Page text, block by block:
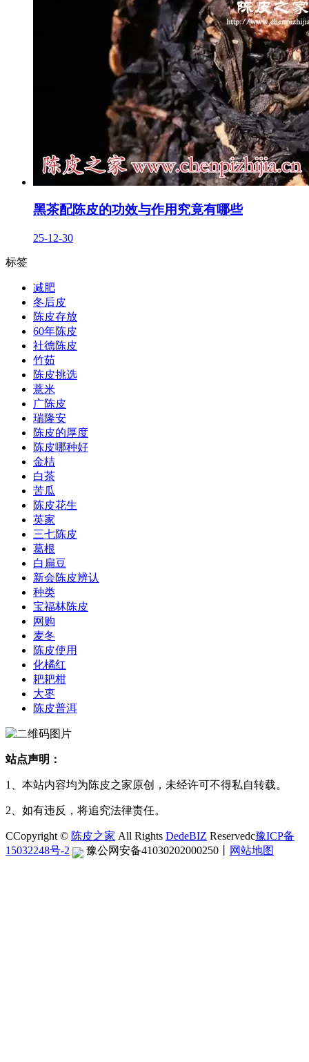
黑茶配陈皮的功效与作用究竟有哪些
25-12-30
标签
减肥
冬后皮
陈皮存放
60年陈皮
社德陈皮
竹茹
陈皮挑选
薏米
广陈皮
瑞隆安
陈皮的厚度
陈皮哪种好
金桔
白茶
苦瓜
陈皮花生
英家
三七陈皮
葛根
白扁豆
新会陈皮辨认
种类
宝福林陈皮
网购
麦冬
陈皮使用
化橘红
耙耙柑
大枣
陈皮普洱
站点声明：
1、本站内容均为陈皮之家原创，未经许可不得私自转载。
2、如有违反，将追究法律责任。
CCopyright © 陈皮之家 All Rights DedeBIZ Reservedc豫ICP备
15032248号-2
豫公网安备41030202000250 网站地图